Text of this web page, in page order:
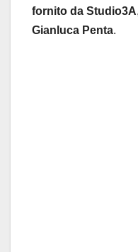
fornito da Studio3A,
Gianluca Penta.